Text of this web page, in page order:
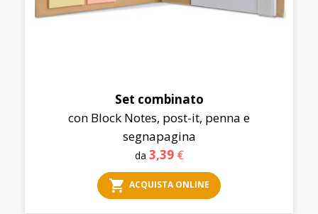
Set combinato
con Block Notes, post-it, penna e
segnapagina
da 3,39€
shopping_cart ACQUISTA ONLINE